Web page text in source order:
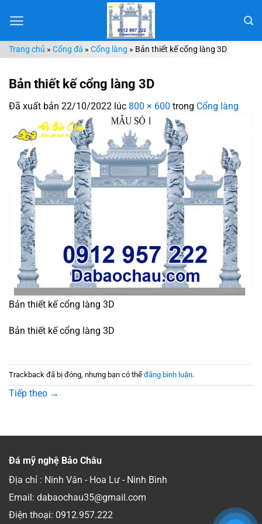
đến
dungTrang chủ » Cổng đá » Cổng làng » Bản thiết kế cổng làng 3D
Bản thiết kế cổng làng 3D
Đã xuất bản 22/10/2022 lúc 800 × 600 trong Cổng làng
Bản thiết kế cổng làng 3D
Bản thiết kế cổng làng 3D
Trackback đã bị đóng, nhưng bạn có thể đăng bình luận.
Tiếp theo →
Đá mỹ nghệ Bảo Châu
Địa chỉ : Ninh Vân - Hoa Lư - Ninh Bình
Email: dabaochau35@gmail.com
Điện thoại: 0912.957.222